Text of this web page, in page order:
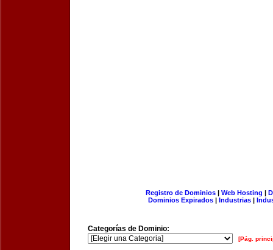
Registro de Dominios| Web Hosting |
Dominios Expirados | Industrias |
Categorías de Dominio:
[Pág.